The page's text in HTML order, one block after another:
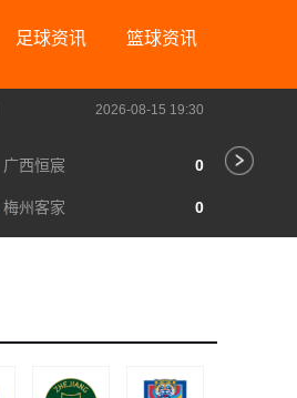
足球资讯 篮球资讯
2026-08-15 19:30
广西恒宸 0
梅州客家 0